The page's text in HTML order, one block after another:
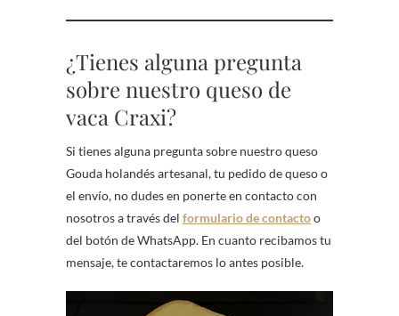
¿Tienes alguna pregunta
sobre nuestro queso de
vaca Craxi?
Si tienes alguna pregunta sobre nuestro queso
Gouda holandés artesanal, tu pedido de queso o
el envío, no dudes en ponerte en contacto con
nosotros a través del formulario de contactoo
del botón de WhatsApp. En cuanto recibamos tu
mensaje, te contactaremos lo antes posible.